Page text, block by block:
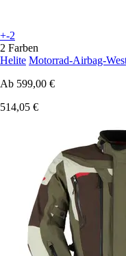
+-2
2 Farben
Helite Motorrad-Airbag-
Ab 599,00 €
514,05 €